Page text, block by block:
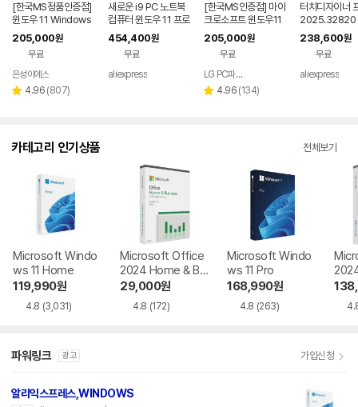
[한국MS정품인증점]
윈도우 11 Windows
Home FPP 처음사용
자용 USB 영구 버전
제품키 + EZPDF 번들
합본팩
205,000원
무료
페이
은성이에스
별 4.96 리
(807)
새로운 i9 PC 노트북
컴퓨터 윈도우 11 프로
인텔 코어 i9 10980H
K/N150 16GB 1TB
게이밍 노트북 듀얼밴
드 WiFi 6 코어 노트북
454,400원
무료
aliexpress
[한국MS인증점] 마이
크로소프트 윈도우11
홈 Windows Home
FPP 처음사용자용 한
글 USB포함
205,000원
무료
페이
LG PC파트너 해오름
별 4.96 리
(134)
터치디자이너
2025.32820
새 버전으로 윈
텔/M1/M2/
를 지원합니다.
238,600원
무료
aliexpress
카테고리 인기상품 전체보기
Microsoft Windo
ws 11 Home
119,990원
4.8 (3,031)
Microsoft Office
2024 Home & Bu
siness
29,000원
4.8 (172)
Microsoft Windo
ws 11 Pro
168,990원
4.8 (263)
파워링크 광고 가입신청
알리익스프레스,WINDOWS